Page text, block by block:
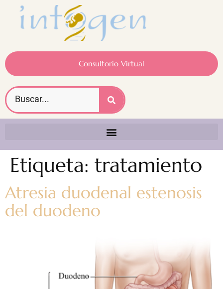
Consultorio Virtual
Etiqueta: tratamiento
Atresia duodenal estenosis
del duodeno